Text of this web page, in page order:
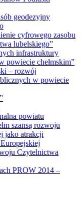
geodezyjny
cyfrowego zasobu
lubelskiego”
infrastruktury
powiecie chełmskim”
– rozwój
w powiecie
powiatu
szansą rozwoju
jako atrakcji
Czytelnictwa
PROW 2014 –